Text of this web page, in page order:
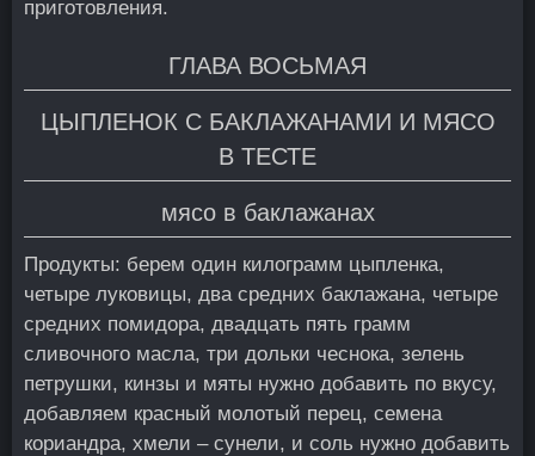
приготовления.
ГЛАВА ВОСЬМАЯ
ЦЫПЛЕНОК С БАКЛАЖАНАМИ И МЯСО
В ТЕСТЕ
мясо в баклажанах
Продукты: берем один килограмм цыпленка,
четыре луковицы, два средних баклажана, четыре
средних помидора, двадцать пять грамм
сливочного масла, три дольки чеснока, зелень
петрушки, кинзы и мяты нужно добавить по вкусу,
добавляем красный молотый перец, семена
кориандра, хмели – сунели, и соль нужно добавить